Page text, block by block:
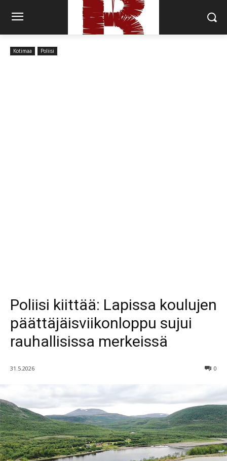
Kotimaa Poliisi
Poliisi kiittää: Lapissa koulujen
päättäjäisviikonloppu sujui
rauhallisissa merkeissä
31.5.2026 0